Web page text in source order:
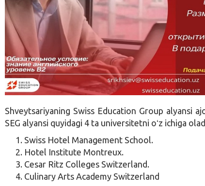
Shveytsariyaning Swiss Education Group alyansi
SEG alyansi quyidagi 4 ta universitetni oʻz ichiga
Swiss Hotel Management School.
Hotel Institute Montreux.
Cesar Ritz Colleges Switzerland.
Culinary Arts Academy Switzerland